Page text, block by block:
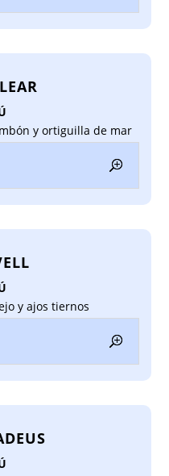
y ortiguilla de mar
y ajos tiernos